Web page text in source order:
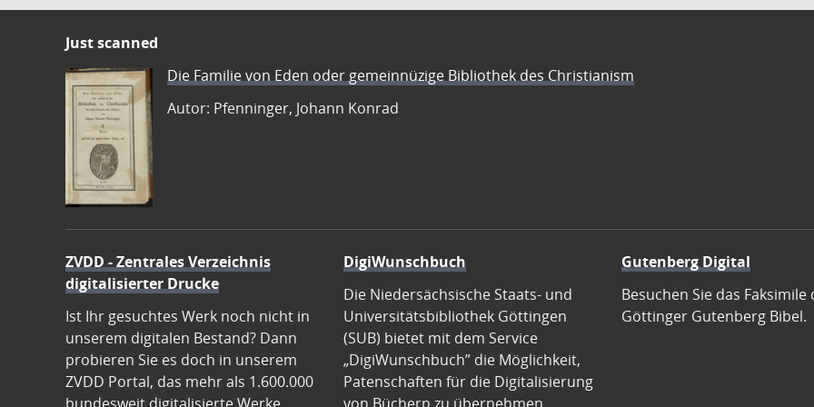
Just scanned
Die Familie von Eden oder gemeinnüzige Bibliothek des Christianism
Autor: Pfenninger, Johann Konrad
ZVDD - Zentrales Verzeichnis
digitalisierter Drucke
Ist Ihr gesuchtes Werk noch nicht in
unserem digitalen Bestand? Dann
probieren Sie es doch in unserem
ZVDD Portal, das mehr als 1.600.000
DigiWunschbuch
Die Niedersächsische Staats- und
Universitätsbibliothek Göttingen
(SUB) bietet mit dem Service
„DigiWunschbuch” die Möglichkeit,
Patenschaften für die Digitalisierung
Gutenberg Digital
Besuchen Sie das Faksimile
Göttinger Gutenberg Bibel.